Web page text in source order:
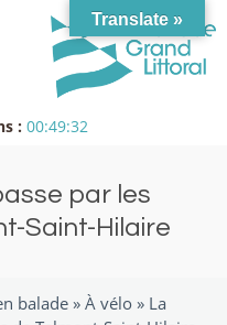
: 00:49:32
par les
Saint-Hilaire
balade» À vélo» La
Translate »